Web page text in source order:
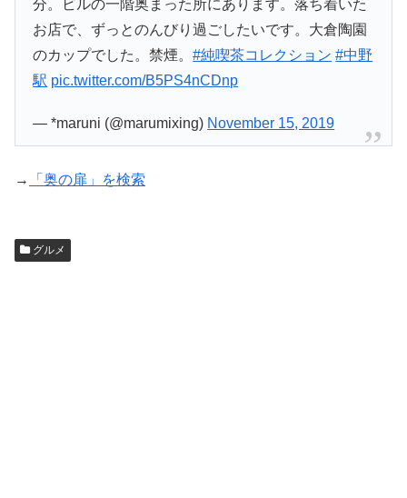
分。ビルの一階奥まった所にあります。落ち着いた
お店で、ずっとのんびり過ごしたいです。大倉陶園
のカップでした。禁煙。#純喫茶コレクション #中野
駅 pic.twitter.com/B5PS4nCDnp
— *maruni (@marumixing) November 15, 2019
→ 「奥の扉」を検索
グルメ